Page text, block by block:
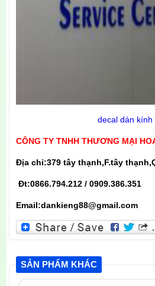
decal dán kính
CÔNG TY TNHH THƯƠNG MẠI
Địa chỉ:379 tây thạnh,F.tây
Đt:0866.794.212 / 0909.386.351
Email:dankieng88@gmail.com
SẢN PHẨM KHÁC